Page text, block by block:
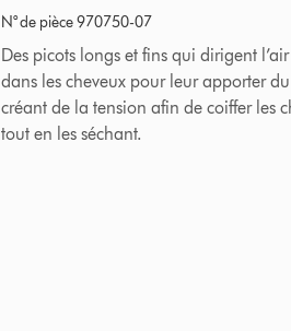
ronde
N° de pièce 970750-07
Des picots longs et fins qui dirigent
dans les cheveux pour leur apporter
créant de la tension afin de coiffer les
tout en les séchant.